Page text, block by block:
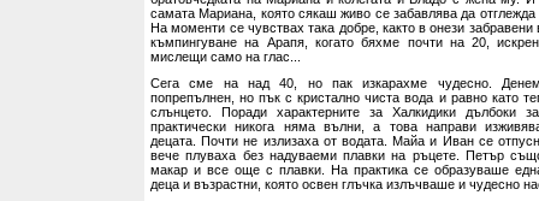
самата Мариана, която сякаш живо се забавлява да отглежда
На моменти се чувствах така добре, както в онези забравени
къмпингуване на Арапя, когато бяхме почти на 20,
мислещи само на глас...
Сега сме на над 40, но пак изкарахме чудесно.
попрепълнен, но пък с кристално чиста вода и равно като
слънцето. Поради характерните за Халкидики дълбоки
практически никога няма вълни, а това направи
децата. Почти не излизаха от водата. Майа и Иван се
вече плуваха без надуваеми плавки на ръцете. Петър
макар и все още с плавки. На практика се образуваше
деца и възрастни, която освен глъчка излъчваше и чудесно